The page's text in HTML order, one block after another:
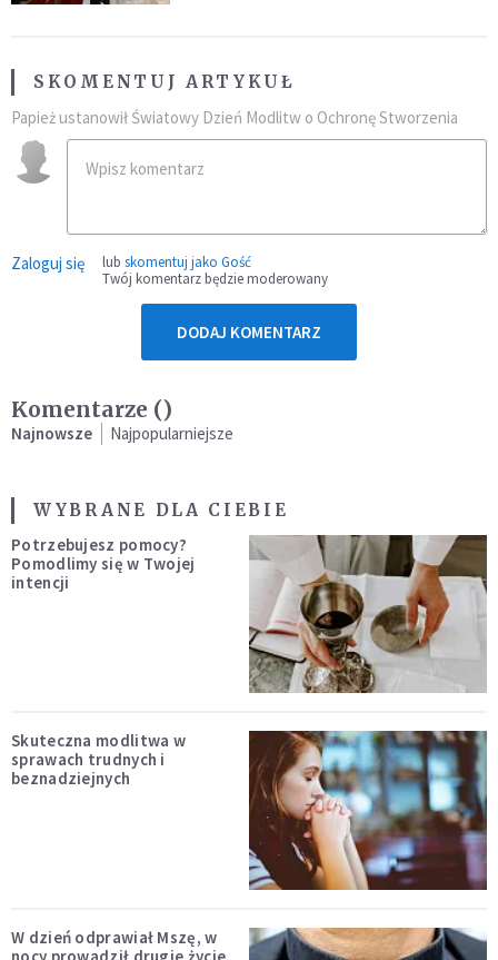
SKOMENTUJ ARTYKUŁ
Papież ustanowił Światowy Dzień Modlitw o Ochronę Stworzenia
Zaloguj się lub skomentuj jako Gość
Twój komentarz będzie moderowany
DODAJ KOMENTARZ
Komentarze ()
Najnowsze Najpopularniejsze
WYBRANE DLA CIEBIE
Potrzebujesz pomocy?
Pomodlimy się w Twojej
intencji
Skuteczna modlitwa w
sprawach trudnych i
beznadziejnych
W dzień odprawiał Mszę, w